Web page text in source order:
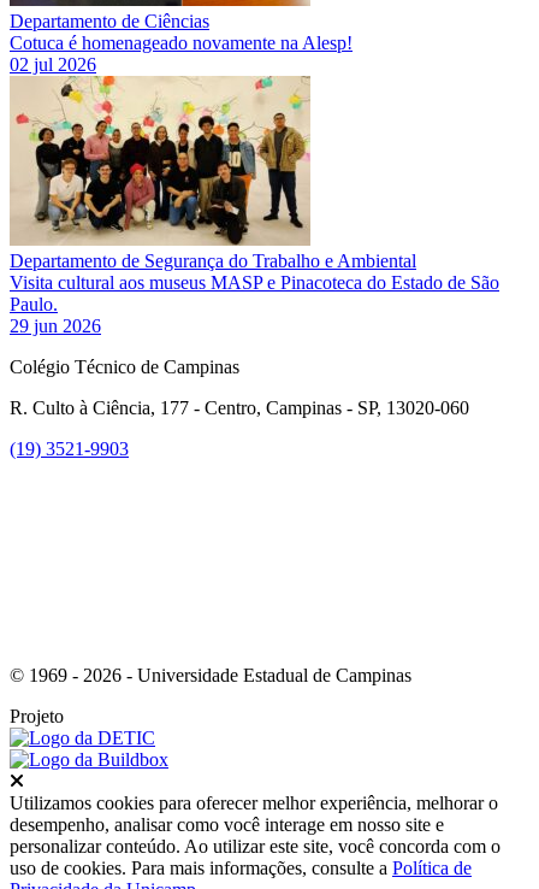
Departamento de Ciências
Cotuca é homenageado novamente na Alesp!
02 jul 2026
Departamento de Segurança do Trabalho e Ambiental
Visita cultural aos museus MASP e Pinacoteca do Estado de São
Paulo.
29 jun 2026
Colégio Técnico de Campinas
R. Culto à Ciência, 177 - Centro, Campinas - SP, 13020-060
(19) 3521-9903
© 1969 - 2026 - Universidade Estadual de Campinas
Projeto
Utilizamos cookies para oferecer melhor experiência, melhorar o
desempenho, analisar como você interage em nosso site e
personalizar conteúdo. Ao utilizar este site, você concorda com o
uso de cookies. Para mais informações, consulte a Política de